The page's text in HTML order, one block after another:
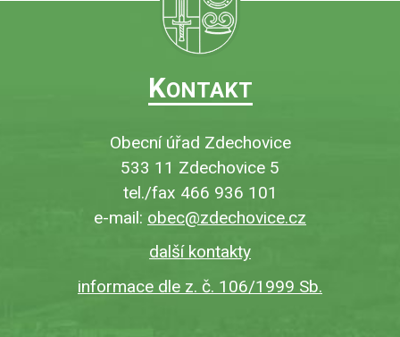
KONTAKT
Obecní úřad Zdechovice
533 11 Zdechovice 5
tel./fax 466 936 101
e-mail: obec@zdechovice.cz
další kontakty
informace dle z. č. 106/1999 Sb.